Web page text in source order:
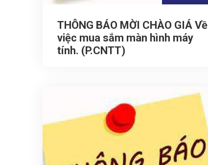
THÔNG BÁO MỜI CHÀO GIÁ Về
việc mua sắm màn hình máy
tính. (P.CNTT)